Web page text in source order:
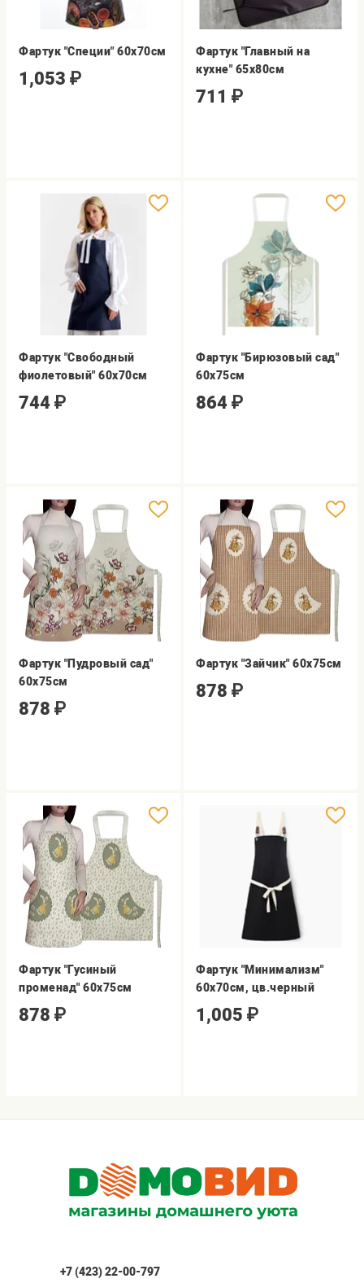
Фартук "Специи" 60х70см
1,053 ₽
Фартук "Главный на
кухне" 65х80см
711 ₽
Фартук "Свободный
фиолетовый" 60х70см
744 ₽
Фартук "Бирюзовый сад"
60х75см
864 ₽
Фартук "Пудровый сад"
60х75см
878 ₽
Фартук "Зайчик" 60х75см
878 ₽
Фартук "Гусиный
променад" 60х75см
878 ₽
Фартук "Минимализм"
60х70см, цв.черный
1,005 ₽
+7 (423) 22-00-797